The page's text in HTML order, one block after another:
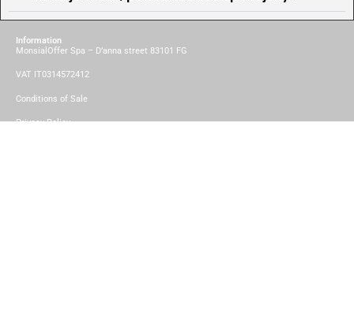
Information
MonsialOffer Spa – D’anna street 83101 FG
VAT IT0314572412
Conditions of Sale
Privacy Policy